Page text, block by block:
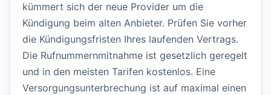
kümmert sich der neue Provider um die
Kündigung beim alten Anbieter. Prüfen Sie vorher
die Kündigungsfristen Ihres laufenden Vertrags.
Die Rufnummernmitnahme ist gesetzlich geregelt
und in den meisten Tarifen kostenlos. Eine
Versorgungsunterbrechung ist auf maximal einen